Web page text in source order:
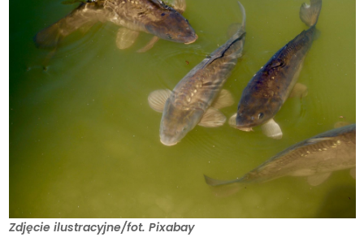
Zdjęcie ilustracyjne/fot. Pixabay